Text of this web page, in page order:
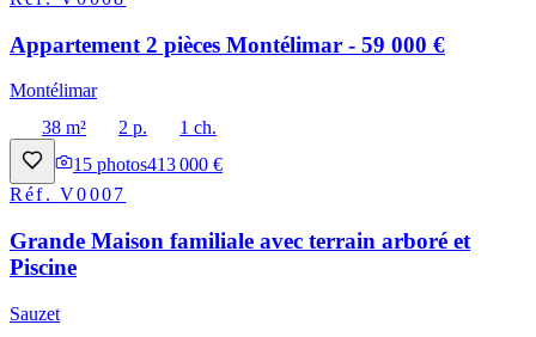
Appartement 2 pièces Montélimar - 59 000 €
Montélimar
38 m²
2 p.
1 ch.
15 photos413 000 €
Réf.V0007
Grande Maison familiale avec terrain arboré et
Piscine
Sauzet